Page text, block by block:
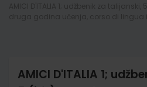
AMICI D'ITALIA 1;